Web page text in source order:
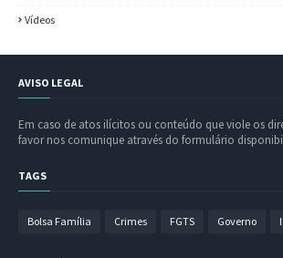
Vídeos
AVISO LEGAL
Em caso de atos ilícitos ou conteúdo que viole os
favor nos comunique através do formulário
TAGS
Bolsa Família Crimes FGTS Governo